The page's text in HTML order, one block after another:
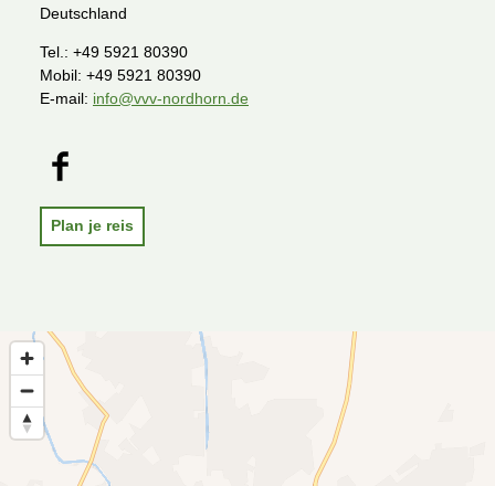
Deutschland
Tel.: +49 5921 80390
Mobil: +49 5921 80390
E-mail: info@vvv-nordhorn.de
F
c
e
b
Plan je reis